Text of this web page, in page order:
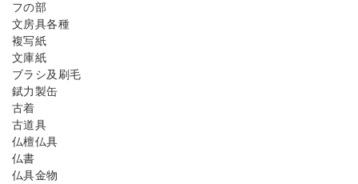
フの部
文房具各種
複写紙
文庫紙
ブラシ及刷毛
錻力製缶
古着
古道具
仏檀仏具
仏書
仏具金物